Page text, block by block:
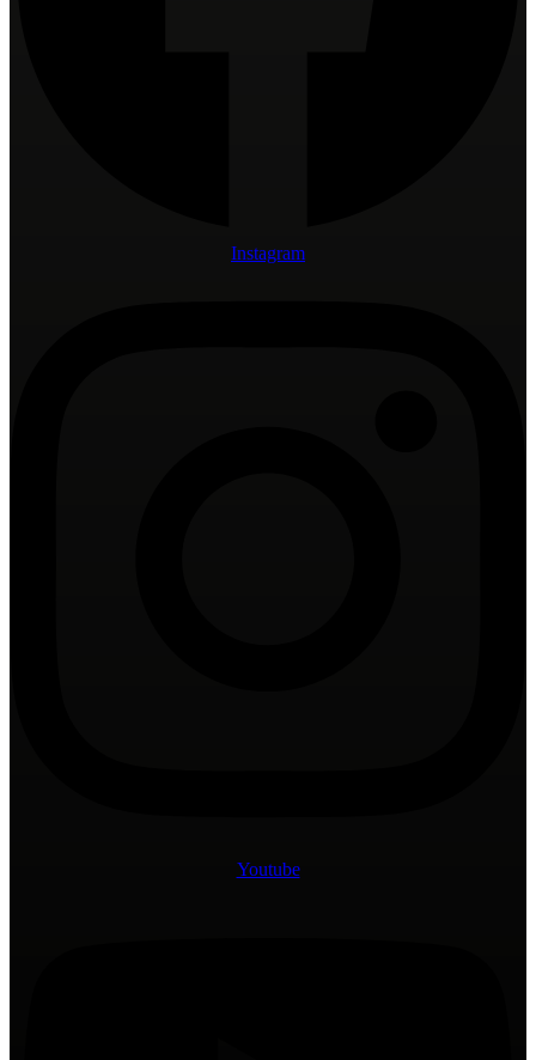
Instagram
Youtube